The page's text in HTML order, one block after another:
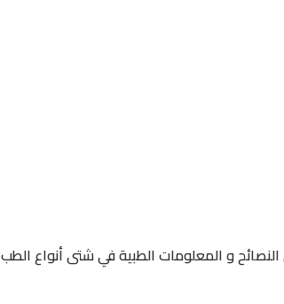
و المعلومات الطبية في شتى أنواع الطب